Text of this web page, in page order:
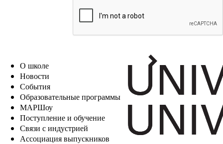
EN
О школе
Новости
События
Образовательные программы
МАРШоу
Поступление и обучение
Связи с индустрией
Ассоциация выпускников